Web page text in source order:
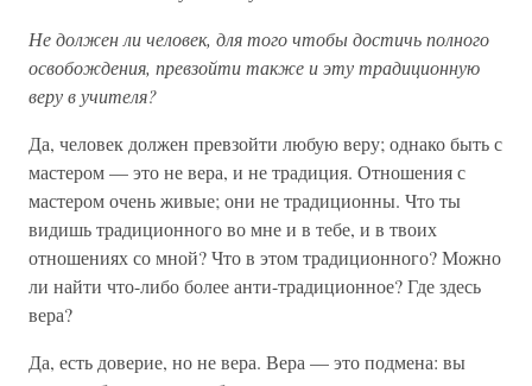
Не должен ли человек, для того чтобы достичь полного
освобождения, превзойти также и эту традиционную
веру в учителя?
Да, человек должен превзойти любую веру; однако быть с
мастером — это не вера, и не традиция. Отношения с
мастером очень живые; они не традиционны. Что ты
видишь традиционного во мне и в тебе, и в твоих
отношениях со мной? Что в этом традиционного? Можно
ли найти что-либо более анти-традиционное? Где здесь
вера?
Да, есть доверие, но не вера. Вера — это подмена: вы